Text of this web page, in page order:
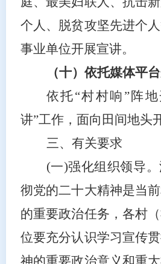
个人、脱贫攻坚先进个
事业单位开展宣讲。
（十）依托媒体平
依托“村村响”阵
讲”工作，面向田间地头
三、有关要求
(一)强化组织领导。
彻党的二十大精神是当
的重要政治任务，各村
位要充分认识学习宣传
神的重要政治意义和重